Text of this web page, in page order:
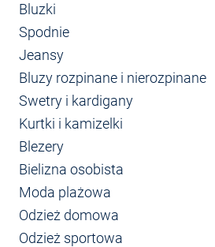
Bluzki
Spodnie
Jeansy
Bluzy rozpinane i nierozpinane
Swetry i kardigany
Kurtki i kamizelki
Blezery
Bielizna osobista
Moda plażowa
Odzież domowa
Odzież sportowa